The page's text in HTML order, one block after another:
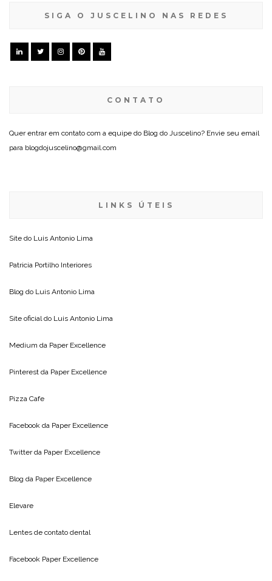
SIGA O JUSCELINO NAS REDES
CONTATO
Quer entrar em contato com a equipe do Blog do Juscelino? Envie seu email
para blogdojuscelino@gmail.com
LINKS ÚTEIS
Site do Luis Antonio Lima
Patricia Portilho Interiores
Blog do Luis Antonio Lima
Site oficial do Luis Antonio Lima
Medium da Paper Excellence
Pinterest da Paper Excellence
Pizza Cafe
Facebook da Paper Excellence
Twitter da Paper Excellence
Blog da Paper Excellence
Elevare
Lentes de contato dental
Facebook Paper Excellence